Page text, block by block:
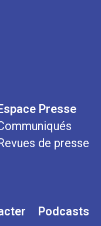
Presse
de presse
Podcasts